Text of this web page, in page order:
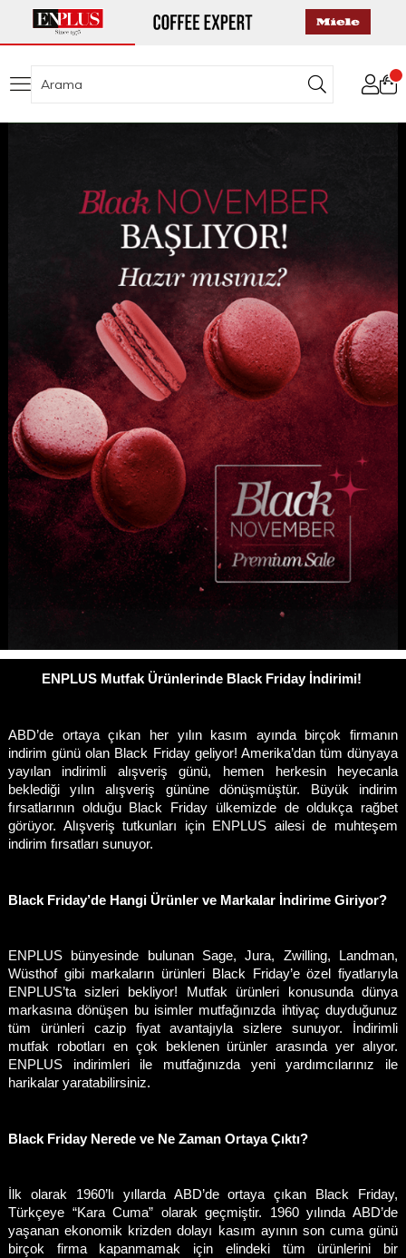
ENPLUS Mutfak Ürünlerinde Black Friday İndirimi!
ABD’de ortaya çıkan her yılın kasım ayında birçok firmanın
indirim günü olan Black Friday geliyor! Amerika’dan tüm dünyaya
yayılan indirimli alışveriş günü, hemen herkesin heyecanla
beklediği yılın alışveriş gününe dönüşmüştür. Büyük indirim
fırsatlarının olduğu Black Friday ülkemizde de oldukça rağbet
görüyor. Alışveriş tutkunları için ENPLUS ailesi de muhteşem
indirim fırsatları sunuyor.
Black Friday’de Hangi Ürünler ve Markalar İndirime Giriyor?
ENPLUS bünyesinde bulunan Sage, Jura, Zwilling, Landman,
Wüsthof gibi markaların ürünleri Black Friday’e özel fiyatlarıyla
ENPLUS’ta sizleri bekliyor! Mutfak ürünleri konusunda dünya
markasına dönüşen bu isimler mutfağınızda ihtiyaç duyduğunuz
tüm ürünleri cazip fiyat avantajıyla sizlere sunuyor. İndirimli
mutfak robotları en çok beklenen ürünler arasında yer alıyor.
ENPLUS indirimleri ile mutfağınızda yeni yardımcılarınız ile
harikalar yaratabilirsiniz.
Black Friday Nerede ve Ne Zaman Ortaya Çıktı?
İlk olarak 1960’lı yıllarda ABD’de ortaya çıkan Black Friday,
Türkçeye “Kara Cuma” olarak geçmiştir. 1960 yılında ABD’de
yaşanan ekonomik krizden dolayı kasım ayının son cuma günü
birçok firma kapanmamak için elindeki tüm ürünlerini bir